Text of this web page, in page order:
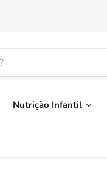
Nutrição Infantil